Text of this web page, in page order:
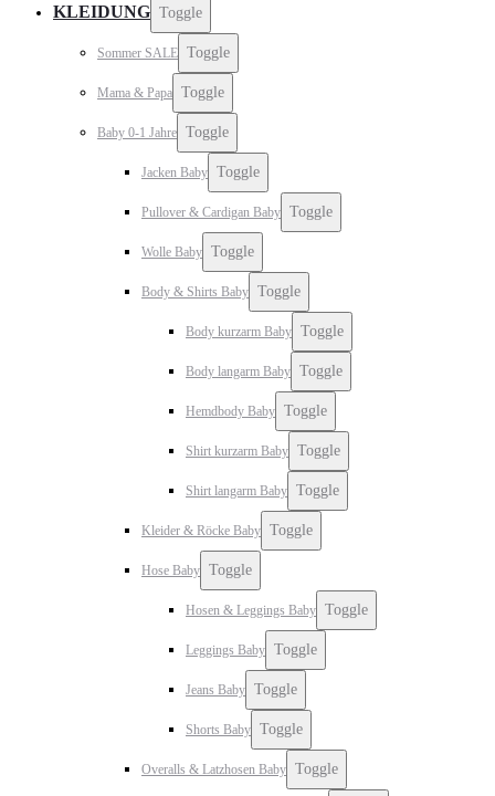
KLEIDUNG Toggle
Sommer SALE Toggle
Mama & Papa Toggle
Baby 0-1 Jahre Toggle
Jacken Baby Toggle
Pullover & Cardigan Baby Toggle
Wolle Baby Toggle
Body & Shirts Baby Toggle
Body kurzarm Baby Toggle
Body langarm Baby Toggle
Hemdbody Baby Toggle
Shirt kurzarm Baby Toggle
Shirt langarm Baby Toggle
Kleider & Röcke Baby Toggle
Hose Baby Toggle
Hosen & Leggings Baby Toggle
Leggings Baby Toggle
Jeans Baby Toggle
Shorts Baby Toggle
Overalls & Latzhosen Baby Toggle